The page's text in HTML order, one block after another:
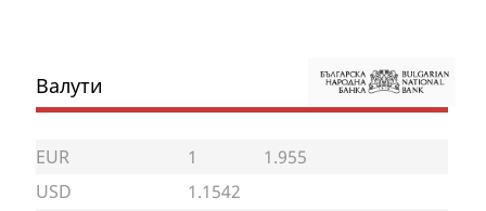
Валути
EUR 1
1.955
USD
1.1542